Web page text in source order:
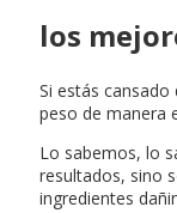
los
Si estás
peso de manera
Lo sabemos, lo
resultados, sino
ingredientes